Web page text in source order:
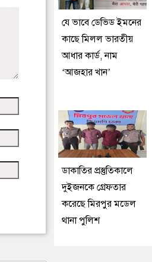
যে ভাবে ডেভিড ইমনের
কাছে মিলল ভারতীয়
আধার কার্ড, নাম
‘আজহার খান’
ডাকাতির প্রস্তুতিকালে
দুইজনকে গ্রেফতার
করেছে মিরপুর মডেল
থানা পুলিশ